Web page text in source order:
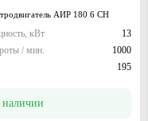
АИР 180 6 СН
кВт
13
/ мин.
1000
195